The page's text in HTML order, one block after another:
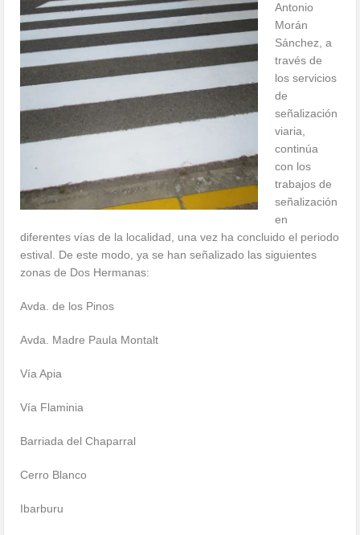
Antonio
Morán
Sánchez, a
través de
los servicios
de
señalización
viaria,
continúa
con los
trabajos de
señalización
en
diferentes vías de la localidad, una vez ha concluido el periodo
estival. De este modo, ya se han señalizado las siguientes
zonas de Dos Hermanas:
Avda. de los Pinos
Avda. Madre Paula Montalt
Vía Apia
Vía Flaminia
Barriada del Chaparral
Cerro Blanco
Ibarburu